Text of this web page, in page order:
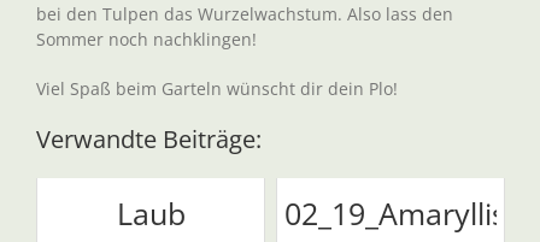
bei den Tulpen das Wurzelwachstum. Also lass den
Sommer noch nachklingen!
Viel Spaß beim Garteln wünscht dir dein Plo!
Verwandte Beiträge:
Laub 02_19_Amaryllis